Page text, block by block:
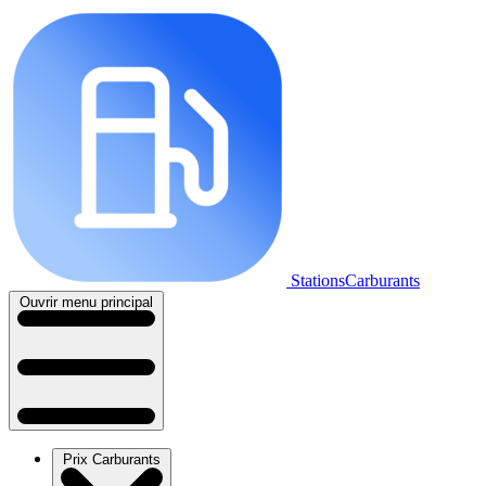
StationsCarburants
Ouvrir menu principal
Prix Carburants